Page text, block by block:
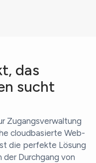
das
sucht
Zugangsverwaltung
cloudbasierte Web-
die perfekte Lösung
der Durchgang von